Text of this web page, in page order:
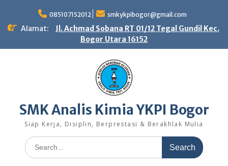
content
085107152012 smkykpibogor@gmail.com
Alamat:
Jl. Achmad Sobana RT 01/12 Tegal Gundil Kec.
Bogor Utara 16152
SMK Analis Kimia YKPI Bogor
Siap Kerja, Disiplin, Berprestasi & Berakhlak Mulia
Search
for: